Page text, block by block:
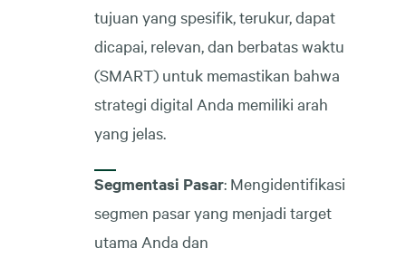
tujuan yang spesifik, terukur, dapat
dicapai, relevan, dan berbatas waktu
(SMART) untuk memastikan bahwa
strategi digital Anda memiliki arah
yang jelas.
Segmentasi Pasar: Mengidentifikasi
segmen pasar yang menjadi target
utama Anda dan